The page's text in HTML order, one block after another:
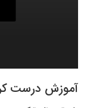
آموزش درست